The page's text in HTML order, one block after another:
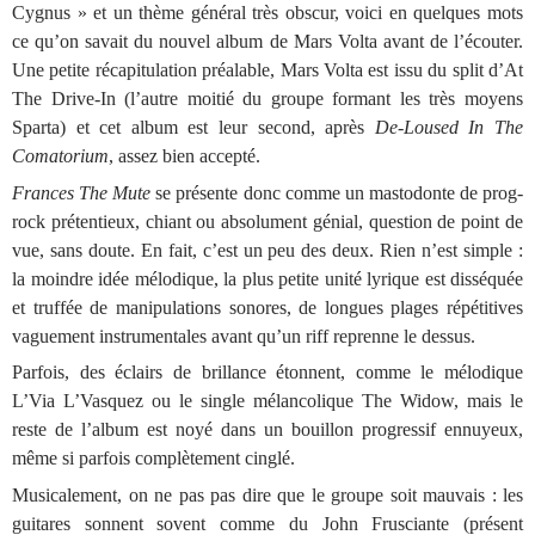
Cygnus » et un thème général très obscur, voici en quelques mots
ce qu’on savait du nouvel album de Mars Volta avant de l’écouter.
Une petite récapitulation préalable, Mars Volta est issu du split d’At
The Drive-In (l’autre moitié du groupe formant les très moyens
Sparta) et cet album est leur second, après De-Loused In The
Comatorium, assez bien accepté.
Frances The Mute se présente donc comme un mastodonte de prog-
rock prétentieux, chiant ou absolument génial, question de point de
vue, sans doute. En fait, c’est un peu des deux. Rien n’est simple :
la moindre idée mélodique, la plus petite unité lyrique est disséquée
et truffée de manipulations sonores, de longues plages répétitives
vaguement instrumentales avant qu’un riff reprenne le dessus.
Parfois, des éclairs de brillance étonnent, comme le mélodique
L’Via L’Vasquez ou le single mélancolique The Widow, mais le
reste de l’album est noyé dans un bouillon progressif ennuyeux,
même si parfois complètement cinglé.
Musicalement, on ne pas pas dire que le groupe soit mauvais : les
guitares sonnent sovent comme du John Frusciante (présent